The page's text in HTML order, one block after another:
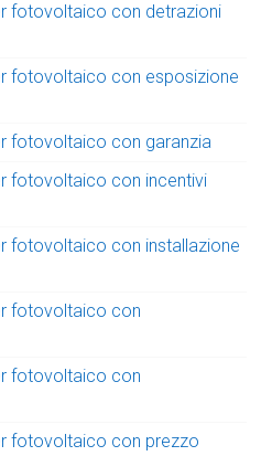
fotovoltaico con detrazioni
fotovoltaico con esposizione
fotovoltaico con garanzia
fotovoltaico con incentivi
fotovoltaico con installazione
fotovoltaico con
fotovoltaico con
fotovoltaico con prezzo